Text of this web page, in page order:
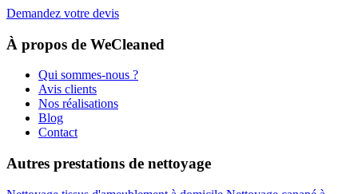
Demandez votre devis
À propos de WeCleaned
Qui sommes-nous ?
Avis clients
Nos réalisations
Blog
Contact
Autres prestations de nettoyage